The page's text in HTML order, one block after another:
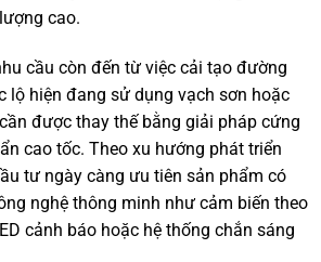
cao.
cầu còn đến từ việc cải tạo đường
lộ hiện đang sử dụng vạch sơn hoặc
được thay thế bằng giải pháp cứng
cao tốc. Theo xu hướng phát triển
tư ngày càng ưu tiên sản phẩm có
nghệ thông minh như cảm biến theo
cảnh báo hoặc hệ thống chắn sáng